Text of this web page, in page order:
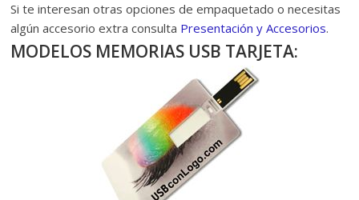
Si te interesan otras opciones de empaquetado o necesitas
algún accesorio extra consulta Presentación y Accesorios.
MODELOS MEMORIAS USB TARJETA: